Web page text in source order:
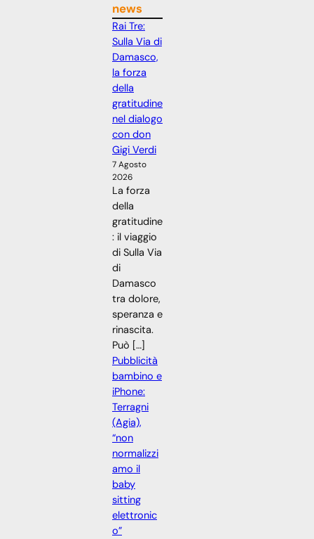
news
Rai Tre:
Sulla Via di
Damasco,
la forza
della
gratitudine
nel dialogo
con don
Gigi Verdi
7 Agosto
2026
La forza
della
gratitudine
: il viaggio
di Sulla Via
di
Damasco
tra dolore,
speranza e
rinascita.
Può […]
Pubblicità
bambino e
iPhone:
Terragni
(Agia),
“non
normalizzi
amo il
baby
sitting
elettronic
o”